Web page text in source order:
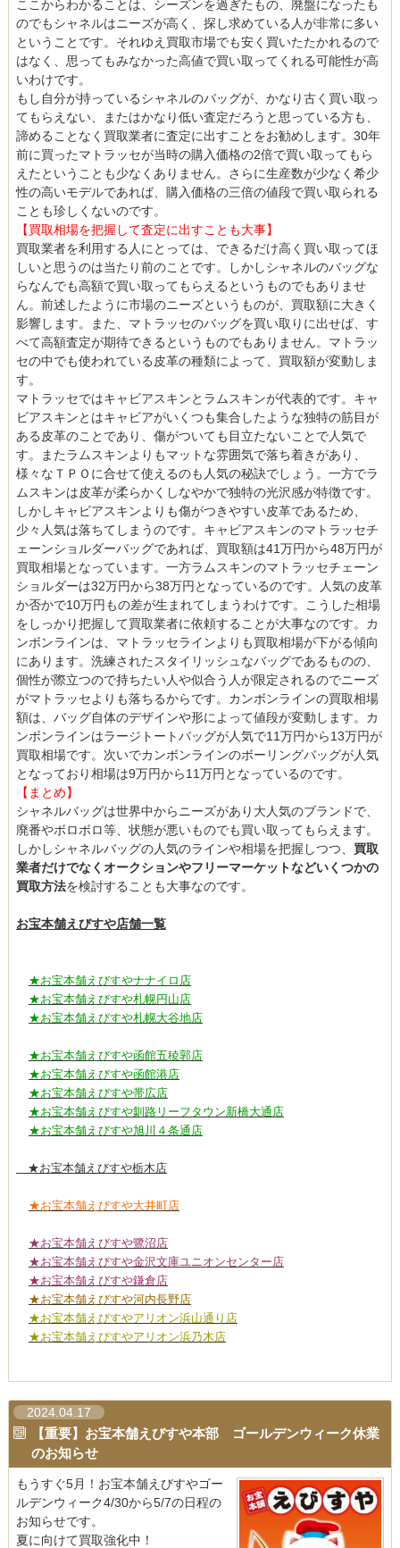
ここからわかることは、シーズンを過ぎたもの、廃盤になったも
のでもシャネルはニーズが高く、探し求めている人が非常に多い
ということです。それゆえ買取市場でも安く買いたたかれるので
はなく、思ってもみなかった高値で買い取ってくれる可能性が高
いわけです。
もし自分が持っているシャネルのバッグが、かなり古く買い取っ
てもらえない、またはかなり低い査定だろうと思っている方も、
諦めることなく買取業者に査定に出すことをお勧めします。30年
前に買ったマトラッセが当時の購入価格の2倍で買い取ってもら
えたということも少なくありません。さらに生産数が少なく希少
性の高いモデルであれば、購入価格の三倍の値段で買い取られる
ことも珍しくないのです。
【買取相場を把握して査定に出すことも大事】
買取業者を利用する人にとっては、できるだけ高く買い取ってほ
しいと思うのは当たり前のことです。しかしシャネルのバッグな
らなんでも高額で買い取ってもらえるというものでもありませ
ん。前述したように市場のニーズというものが、買取額に大きく
影響します。また、マトラッセのバッグを買い取りに出せば、す
べて高額査定が期待できるというものでもありません。マトラッ
セの中でも使われている皮革の種類によって、買取額が変動しま
す。
マトラッセではキャビアスキンとラムスキンが代表的です。キャ
ビアスキンとはキャビアがいくつも集合したような独特の筋目が
ある皮革のことであり、傷がついても目立たないことで人気で
す。またラムスキンよりもマットな雰囲気で落ち着きがあり、
様々なＴＰＯに合せて使えるのも人気の秘訣でしょう。一方でラ
ムスキンは皮革が柔らかくしなやかで独特の光沢感が特徴です。
しかしキャビアスキンよりも傷がつきやすい皮革であるため、
少々人気は落ちてしまうのです。キャビアスキンのマトラッセチ
ェーンショルダーバッグであれば、買取額は41万円から48万円が
買取相場となっています。一方ラムスキンのマトラッセチェーン
ショルダーは32万円から38万円となっているのです。人気の皮革
か否かで10万円もの差が生まれてしまうわけです。こうした相場
をしっかり把握して買取業者に依頼することが大事なのです。カ
ンボンラインは、マトラッセラインよりも買取相場が下がる傾向
にあります。洗練されたスタイリッシュなバッグであるものの、
個性が際立つので持ちたい人や似合う人が限定されるのでニーズ
がマトラッセよりも落ちるからです。カンボンラインの買取相場
額は、バッグ自体のデザインや形によって値段が変動します。カ
ンボンラインはラージトートバッグが人気で11万円から13万円が
買取相場です。次いでカンボンラインのボーリングバッグが人気
となっており相場は9万円から11万円となっているのです。
【まとめ】
シャネルバッグは世界中からニーズがあり大人気のブランドで、
廃番やボロボロ等、状態が悪いものでも買い取ってもらえます。
しかしシャネルバッグの人気のラインや相場を把握しつつ、 買取
業者だけでなくオークションやフリーマーケットなどいくつかの
買取方法を検討することも大事なのです。
お宝本舗えびすや店舗一覧
★お宝本舗えびすやナナイロ店
★お宝本舗えびすや札幌円山店
★お宝本舗えびすや札幌大谷地店
★お宝本舗えびすや函館五稜郭店
★お宝本舗えびすや函館港店
★お宝本舗えびすや帯広店
★お宝本舗えびすや釧路リーフタウン新橋大通店
★お宝本舗えびすや旭川４条通店
★お宝本舗えびすや栃木店
★お宝本舗えびすや大井町店
★お宝本舗えびすや鷺沼店
★お宝本舗えびすや金沢文庫ユニオンセンター店
★お宝本舗えびすや鎌倉店
★お宝本舗えびすや河内長野店
★お宝本舗えびすやアリオン浜山通り店
★お宝本舗えびすやアリオン浜乃木店
2024.04.17
【重要】お宝本舗えびすや本部 ゴールデンウィーク休業
のお知らせ
もうすぐ5月！お宝本舗えびすやゴー
ルデンウィーク4/30から5/7の日程の
お知らせです。
夏に向けて買取強化中！